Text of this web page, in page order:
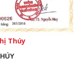
Thúy